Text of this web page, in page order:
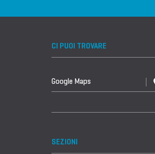
CI PUOI TROVARE
Google Maps
SEZIONI